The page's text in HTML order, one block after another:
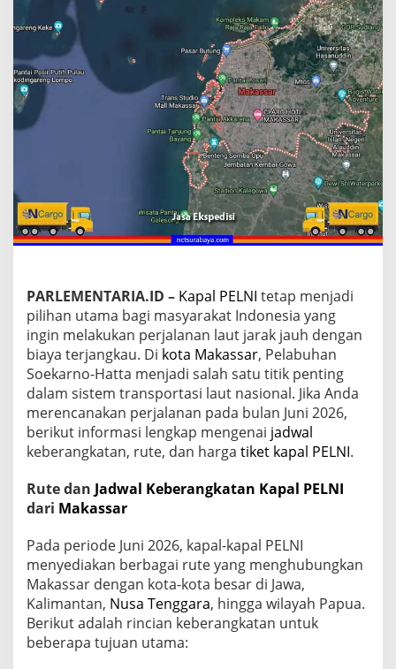
a
u
2
:
n
c
i
a
n
H
r
g
a
T
k
e
a
n
a
m
B
e
PARLEMENTARIA.ID – Kapal PELNI tetap menjadi
pilihan utama bagi masyarakat Indonesia yang
ingin melakukan perjalanan laut jarak jauh dengan
biaya terjangkau. Di kota Makassar, Pelabuhan
Soekarno-Hatta menjadi salah satu titik penting
dalam sistem transportasi laut nasional. Jika Anda
merencanakan perjalanan pada bulan Juni 2026,
berikut informasi lengkap mengenai jadwal
keberangkatan, rute, dan harga tiket kapal PELNI.
Rute dan Jadwal Keberangkatan Kapal PELNI
dari Makassar
Pada periode Juni 2026, kapal-kapal PELNI
menyediakan berbagai rute yang menghubungkan
Makassar dengan kota-kota besar di Jawa,
Kalimantan, Nusa Tenggara, hingga wilayah Papua.
Berikut adalah rincian keberangkatan untuk
beberapa tujuan utama: